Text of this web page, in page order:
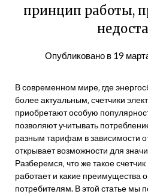
принцип работы,
Опубликовано в 19
В современном мире‚ где
более актуальным‚ счетчики
приобретают особую
позволяют учитывать
разным тарифам в зависимости
открывает возможности для
Разберемся‚ что же такое счетчик
работает и какие преимущества
потребителям. В этой статье мы